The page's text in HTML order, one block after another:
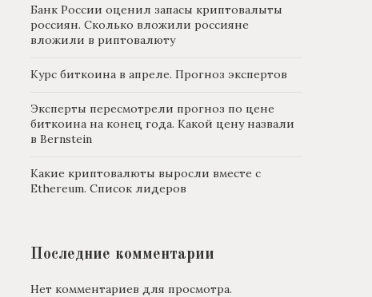
Банк России оценил запасы криптовалыты
россиян. Сколько вложили россияне
вложили в риптовалюту
Курс биткоина в апреле. Прогноз экспертов
Эксперты пересмотрели прогноз по цене
биткоина на конец года. Какой цену назвали
в Bernstein
Какие криптовалюты выросли вместе с
Ethereum. Список лидеров
Последние комментарии
Нет комментариев для просмотра.